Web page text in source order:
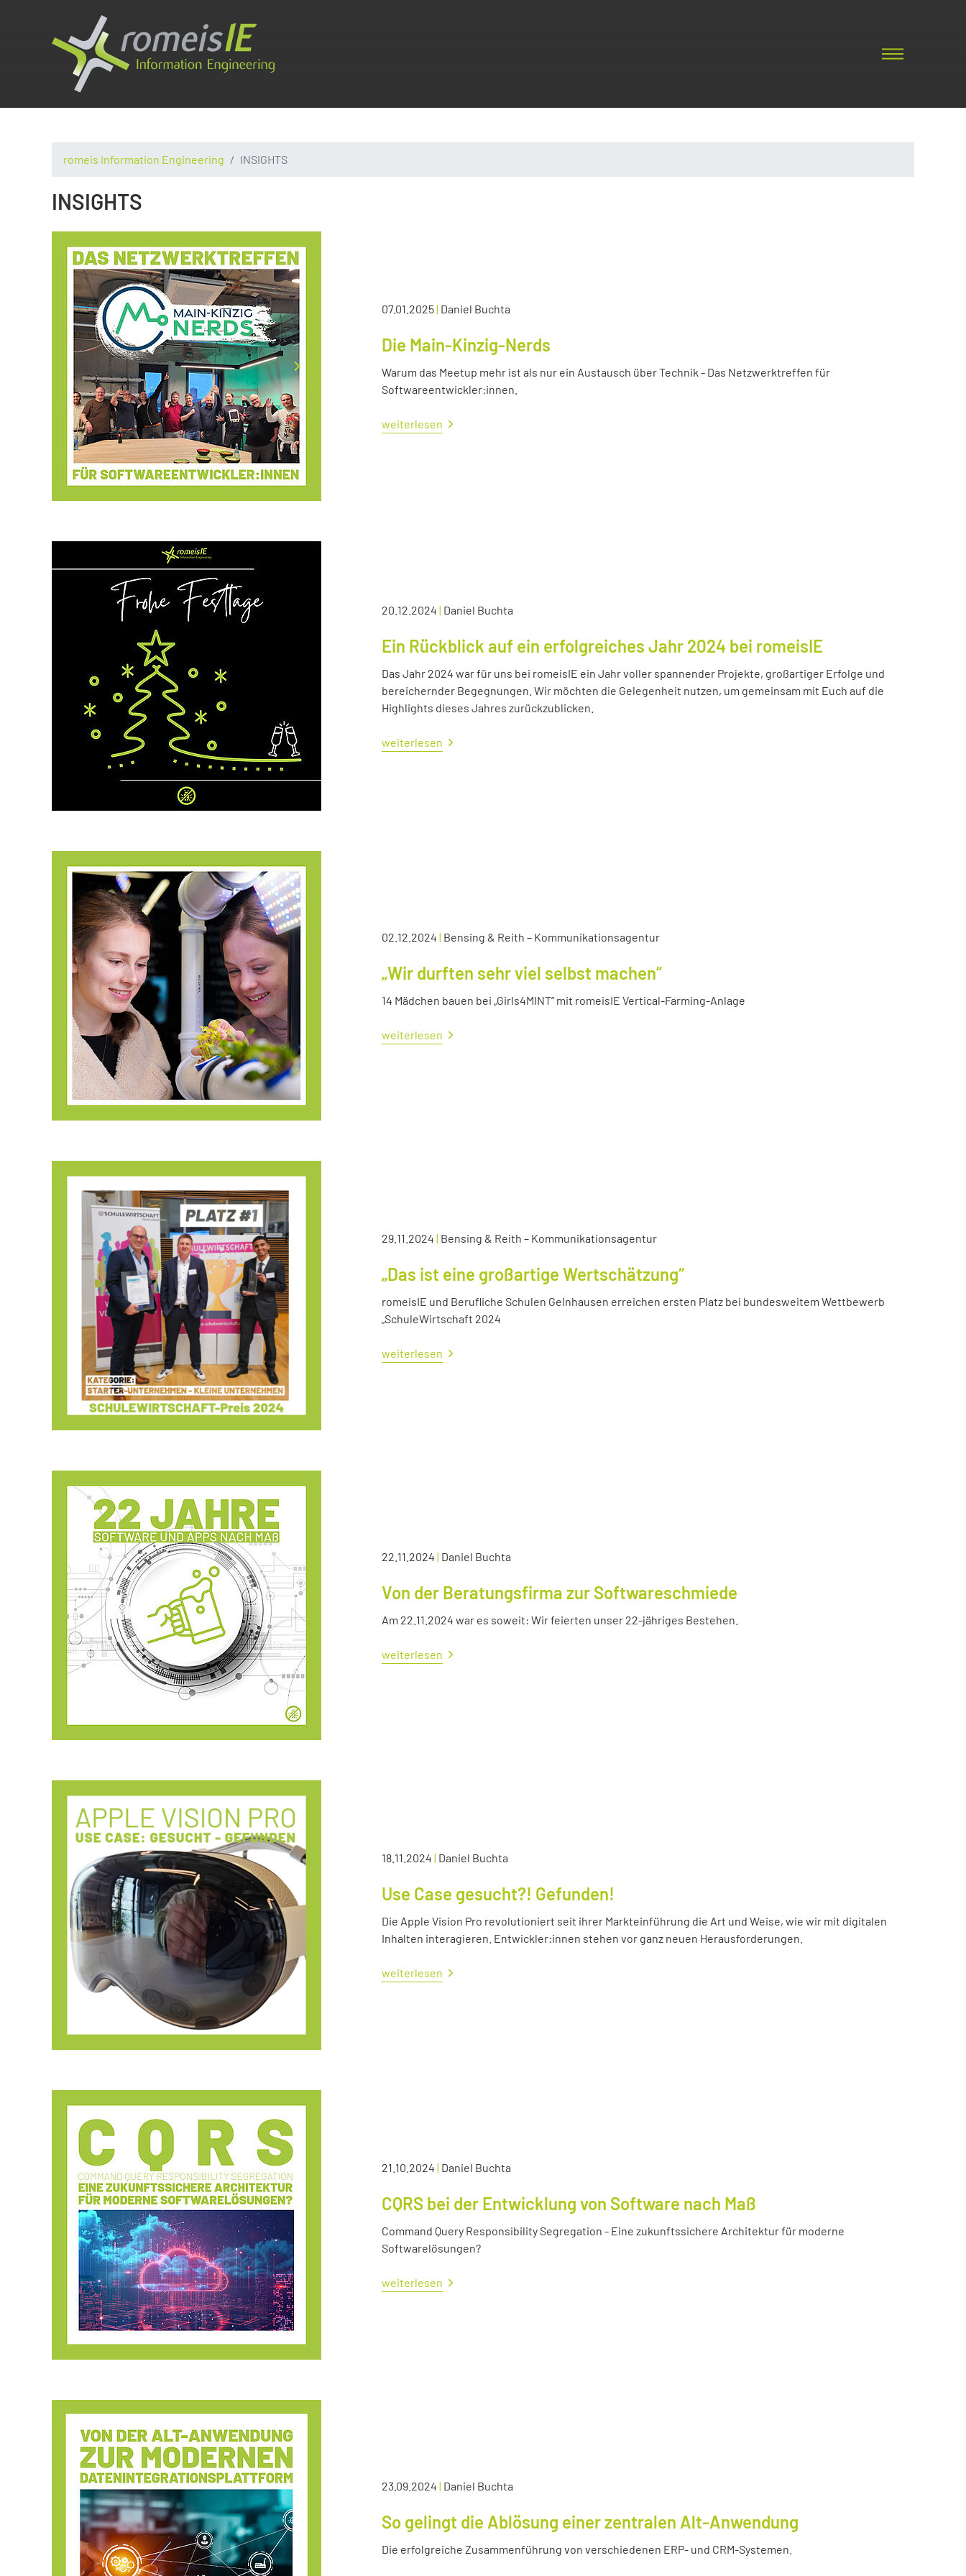
romeis Information Engineering INSIGHTS
INSIGHTS
07.01.2025| Daniel Buchta
Die Main-Kinzig-Nerds
Warum das Meetup mehr ist als nur ein Austausch über Technik - Das Netzwerktreffen für
Softwareentwickler:innen.
weiterlesen
20.12.2024 | Daniel Buchta
Ein Rückblick auf ein erfolgreiches Jahr 2024 bei romeisIE
Das Jahr 2024 war für uns bei romeisIE ein Jahr voller spannender Projekte, großartiger Erfolge und
bereichernder Begegnungen. Wir möchten die Gelegenheit nutzen, um gemeinsam mit Euch auf die
Highlights dieses Jahres zurückzublicken.
weiterlesen
02.12.2024 | Bensing & Reith – Kommunikationsagentur
„Wir durften sehr viel selbst machen“
14 Mädchen bauen bei „Girls4MINT“ mit romeisIE Vertical-Farming-Anlage
weiterlesen
29.11.2024 | Bensing & Reith – Kommunikationsagentur
„Das ist eine großartige Wertschätzung“
romeisIE und Berufliche Schulen Gelnhausen erreichen ersten Platz bei bundesweitem Wettbewerb
„SchuleWirtschaft 2024
weiterlesen
22.11.2024 | Daniel Buchta
Von der Beratungsfirma zur Softwareschmiede
Am 22.11.2024 war es soweit: Wir feierten unser 22-jähriges Bestehen.
weiterlesen
18.11.2024 | Daniel Buchta
Use Case gesucht?! Gefunden!
Die Apple Vision Pro revolutioniert seit ihrer Markteinführung die Art und Weise, wie wir mit digitalen
Inhalten interagieren. Entwickler:innen stehen vor ganz neuen Herausforderungen.
weiterlesen
21.10.2024 | Daniel Buchta
CQRS bei der Entwicklung von Software nach Maß
Command Query Responsibility Segregation - Eine zukunftssichere Architektur für moderne
Softwarelösungen?
weiterlesen
23.09.2024 | Daniel Buchta
So gelingt die Ablösung einer zentralen Alt-Anwendung
Die erfolgreiche Zusammenführung von verschiedenen ERP- und CRM-Systemen.